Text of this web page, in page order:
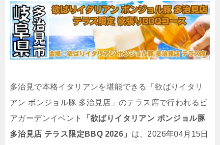
多治見で本格イタリアンを堪能できる「欲ばりイタリ
アン ボンジョル豚 多治見店」のテラス席で行われるビ
アガーデンイベント
「欲ばりイタリアン ボンジョル豚
多治見店 テラス限定BBQ 2026」 は、2026年04月15日